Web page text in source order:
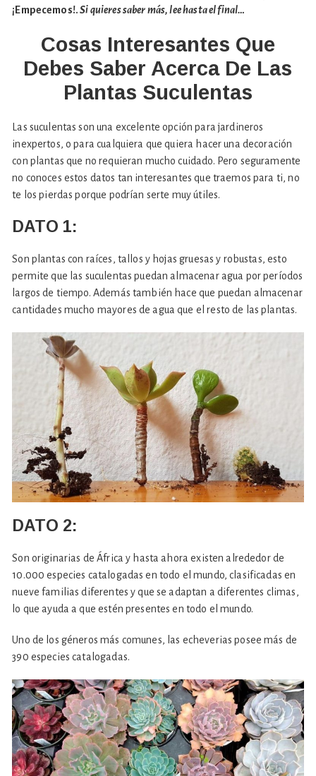
¡Empecemos!.Si quieres saber más, lee hasta el final…
Cosas Interesantes Que
Debes Saber Acerca De Las
Plantas Suculentas
Las suculentas son una excelente opción para jardineros
inexpertos, o para cualquiera que quiera hacer una decoración
con plantas que no requieran mucho cuidado. Pero seguramente
no conoces estos datos tan interesantes que traemos para ti, no
te los pierdas porque podrían serte muy útiles.
DATO 1:
Son plantas con raíces, tallos y hojas gruesas y robustas, esto
permite que las suculentas puedan almacenar agua por períodos
largos de tiempo. Además también hace que puedan almacenar
cantidades mucho mayores de agua que el resto de las plantas.
DATO 2:
Son originarias de África y hasta ahora existen alrededor de
10.000 especies catalogadas en todo el mundo, clasificadas en
nueve familias diferentes y que se adaptan a diferentes climas,
lo que ayuda a que estén presentes en todo el mundo.
Uno de los géneros más comunes, las echeverias posee más de
390 especies catalogadas.